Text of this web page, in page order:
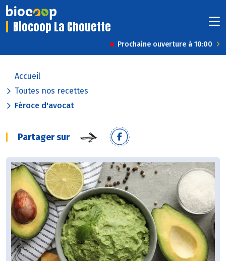
Biocoop La Chouette
Prochaine ouverture à 10:00
Accueil
Toutes nos recettes
Féroce d'avocat
Partager sur